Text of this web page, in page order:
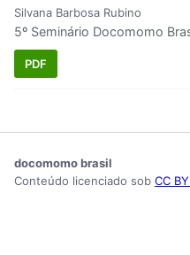
Silvana Barbosa Rubino
5º Seminário Docomomo
PDF
docomomo brasil
Conteúdo licenciado sob CC